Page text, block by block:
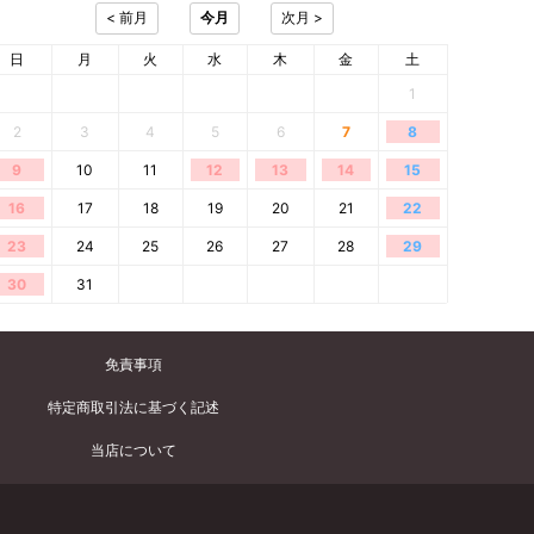
日 月 火 水 木 金
土
1
2 3 4 5 6 7 8
9 10 11 12 13 14 15
16 17 18 19 20 21 22
23 24 25 26 27 28 29
30 31
免責事項
特定商取引法に基づく記述
当店について